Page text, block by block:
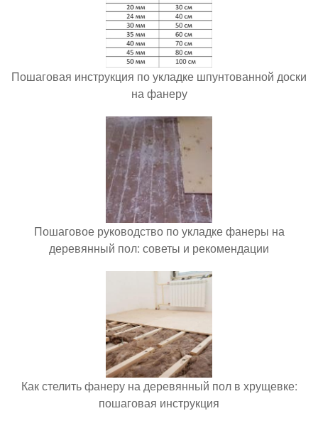
Пошаговая инструкция по укладке шпунтованной доски
на фанеру
Пошаговое руководство по укладке фанеры на
деревянный пол: советы и рекомендации
Как стелить фанеру на деревянный пол в хрущевке:
пошаговая инструкция